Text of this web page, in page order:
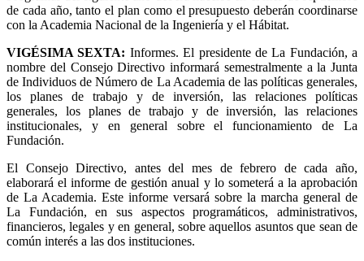
de cada año, tanto el plan como el presupuesto deberán coordinarse
con la Academia Nacional de la Ingeniería y el Hábitat.
VIGÉSIMA SEXTA: Informes. El presidente de La Fundación, a
nombre del Consejo Directivo informará semestralmente a la Junta
de Individuos de Número de La Academia de las políticas generales,
los planes de trabajo y de inversión, las relaciones políticas
generales, los planes de trabajo y de inversión, las relaciones
institucionales, y en general sobre el funcionamiento de La
Fundación.
El Consejo Directivo, antes del mes de febrero de cada año,
elaborará el informe de gestión anual y lo someterá a la aprobación
de La Academia. Este informe versará sobre la marcha general de
La Fundación, en sus aspectos programáticos, administrativos,
financieros, legales y en general, sobre aquellos asuntos que sean de
común interés a las dos instituciones.